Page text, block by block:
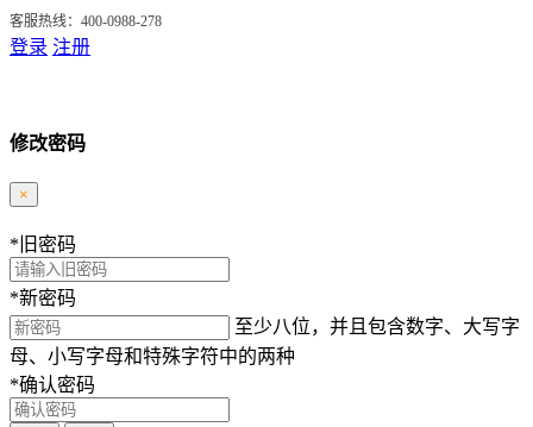
客服热线：400-0988-278
登录 注册
修改密码
×
* 旧密码
*新密码
至少八位，并且包含数字、大写字
母、小写字母和特殊字符中的两种
*确认密码